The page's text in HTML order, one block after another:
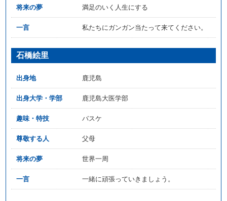
将来の夢 満足のいく人生にする
一言 私たちにガンガン当たって来てください。
石橋絵里
出身地 鹿児島
出身大学・学部 鹿児島大医学部
趣味・特技 バスケ
尊敬する人 父母
将来の夢 世界一周
一言 一緒に頑張っていきましょう。